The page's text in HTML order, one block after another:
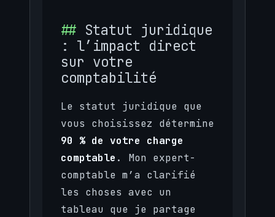
Statut juridique
: l’impact direct
sur votre
comptabilité
Le statut juridique que
vous choisissez détermine
90 % de votre charge
comptable . Mon expert-
comptable m’a clarifié
les choses avec un
tableau que je partage